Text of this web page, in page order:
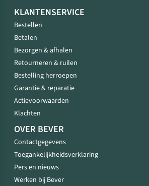
KLANTENSERVICE
Bestellen
Betalen
Bezorgen & afhalen
Retourneren & ruilen
Bestelling herroepen
Garantie & reparatie
Actievoorwaarden
Klachten
OVER BEVER
Contactgegevens
Toegankelijkheidsverklaring
Pers en nieuws
Werken bij Bever